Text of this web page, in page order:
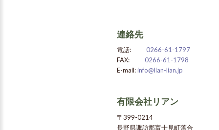
連絡先
電話:
0266-61-1797
FAX:
0266-61-1798
E-mail:info@lian-lian.jp
有限会社リアン
〒399-0214
長野県諏訪郡富士見町落合